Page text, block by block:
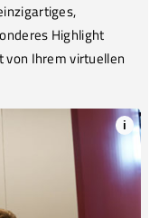
i
Highlight
Ihrem virtuellen